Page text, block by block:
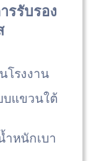
รรับรอง
โรงงาน
บแขวนใต้
ำหนักเบา